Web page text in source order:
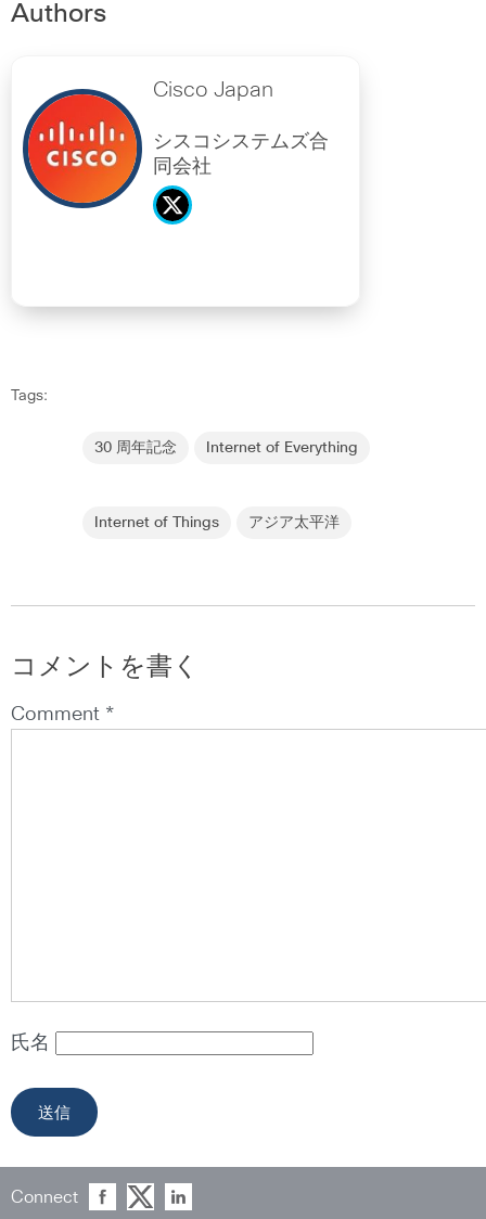
Authors
Cisco Japan
シスコシステムズ合
同会社
Tags:
30 周年記念 Internet of Everything
Internet of Things アジア太平洋
コメントを書く
Comment *
氏名
Connect